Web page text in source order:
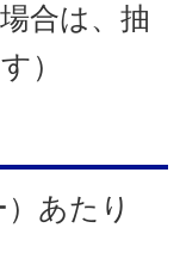
合は、抽
）
あたり